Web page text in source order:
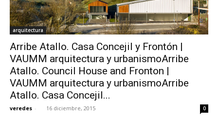
arquitectura
Arribe Atallo. Casa Concejil y Frontón |
VAUMM arquitectura y urbanismoArribe
Atallo. Council House and Fronton |
VAUMM arquitectura y urbanismoArribe
Atallo. Casa Concejil...
veredes - 16 diciembre, 2015 0